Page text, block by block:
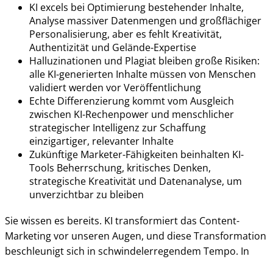
KI excels bei Optimierung bestehender Inhalte,
Analyse massiver Datenmengen und großflächiger
Personalisierung, aber es fehlt Kreativität,
Authentizität und Gelände-Expertise
Halluzinationen und Plagiat bleiben große Risiken:
alle KI-generierten Inhalte müssen von Menschen
validiert werden vor Veröffentlichung
Echte Differenzierung kommt vom Ausgleich
zwischen KI-Rechenpower und menschlicher
strategischer Intelligenz zur Schaffung
einzigartiger, relevanter Inhalte
Zukünftige Marketer-Fähigkeiten beinhalten KI-
Tools Beherrschung, kritisches Denken,
strategische Kreativität und Datenanalyse, um
unverzichtbar zu bleiben
Sie wissen es bereits. KI transformiert das Content-
Marketing vor unseren Augen, und diese Transformation
beschleunigt sich in schwindelerregendem Tempo. In